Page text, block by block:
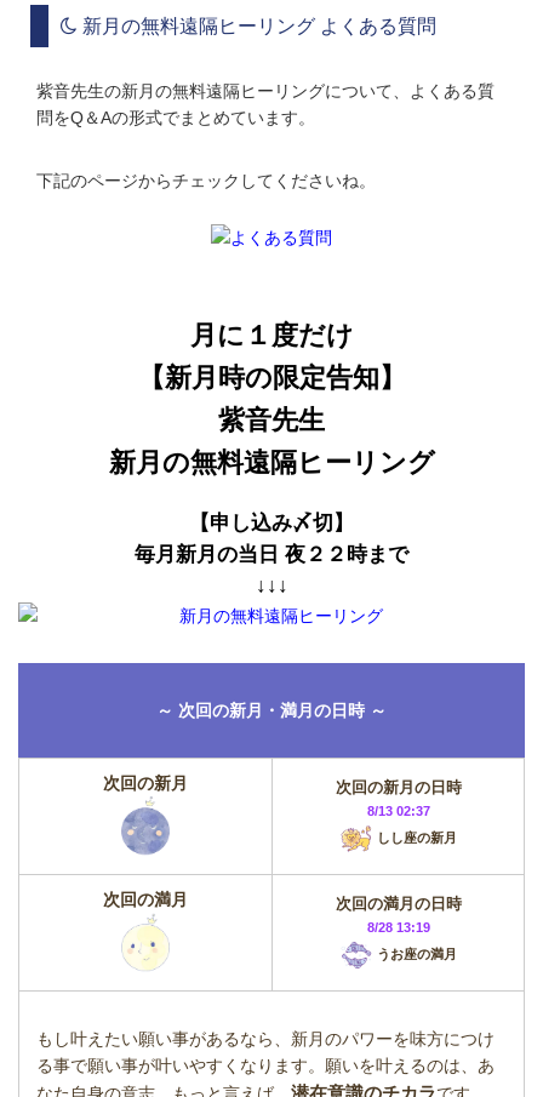
新月の無料遠隔ヒーリング よくある質問
紫音先生の新月の無料遠隔ヒーリングについて、よくある質
問をQ＆Aの形式でまとめています。
下記のページからチェックしてくださいね。
月に１度だけ
【新月時の限定告知】
紫音先生
新月の無料遠隔ヒーリング
【申し込み〆切】
毎月新月の当日 夜２２時まで
↓↓↓
～ 次回の新月・満月の日時 ～
次回の新月 次回の新月の日時
8/13 02:37
しし座の新月
次回の満月 次回の満月の日時
8/28 13:19
うお座の満月
もし叶えたい願い事があるなら、新月のパワーを味方につけ
る事で願い事が叶いやすくなります。願いを叶えるのは、あ
なた自身の意志。もっと言えば、 潜在意識のチカラです。